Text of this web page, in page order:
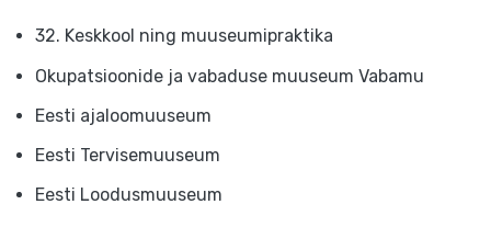
32. Keskkool ning muuseumipraktika
Okupatsioonide ja vabaduse muuseum Vabamu
Eesti ajaloomuuseum
Eesti Tervisemuuseum
Eesti Loodusmuuseum